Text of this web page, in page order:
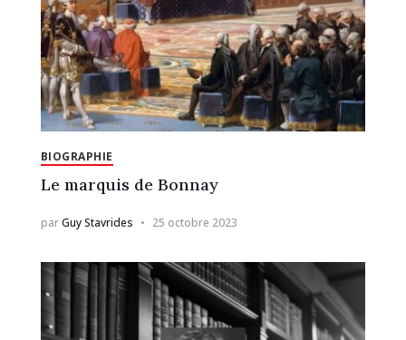
BIOGRAPHIE
Le marquis de Bonnay
parGuy Stavrides 25 octobre 2023